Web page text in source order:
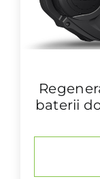
baterii